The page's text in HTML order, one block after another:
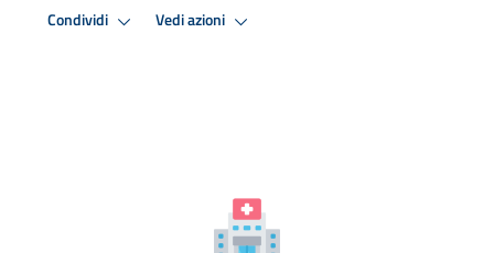
Condividi Vedi azioni